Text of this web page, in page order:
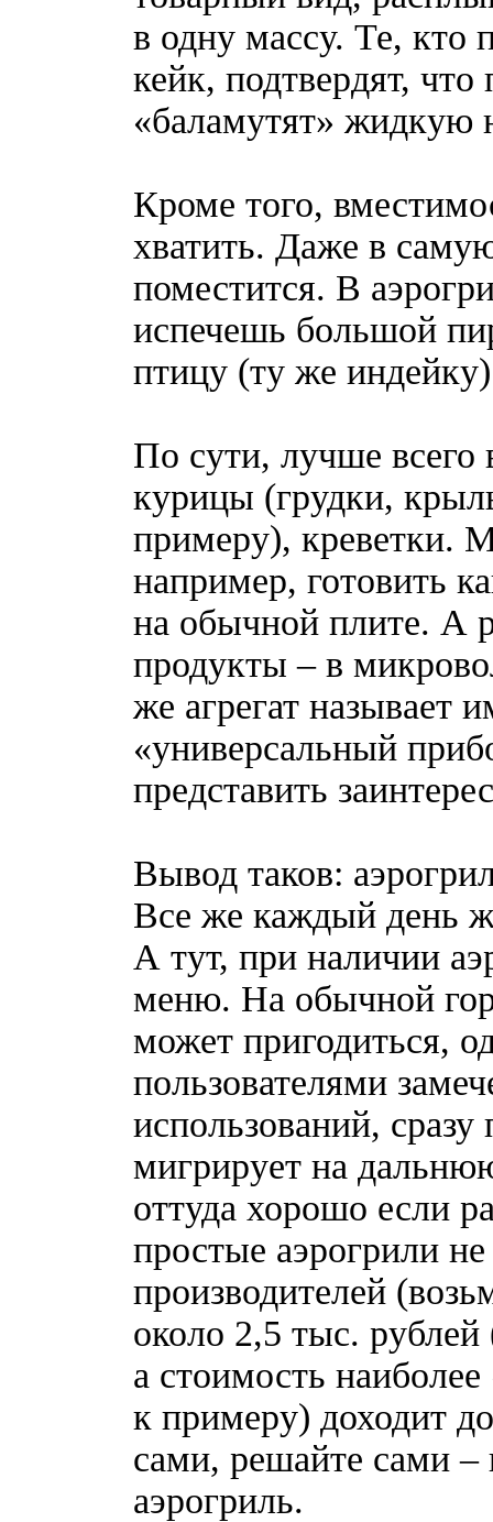
в одну массу. Те, кто
кейк, подтвердят,
«баламутят» жидкую
Кроме того,
хватить. Даже в
поместится. В
испечешь большой
птицу (ту же
По сути, лучше всего
курицы (грудки,
примеру), креветки.
например, готовить
на обычной плите. А
продукты – в
же агрегат называет
«универсальный
представить
Вывод таков:
Все же каждый день
А тут, при наличии
меню. На обычной
может пригодиться,
пользователями
использований,
мигрирует на
оттуда хорошо если
простые аэрогрили
производителей
около 2,5 тыс.
а стоимость
к примеру) доходит
сами, решайте сами –
аэрогриль.